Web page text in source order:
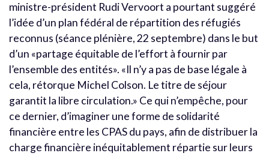
ministre-président Rudi Vervoort a pourtant suggéré
l’idée d’un plan fédéral de répartition des réfugiés
reconnus (séance plénière, 22 septembre) dans le but
d’un «partage équitable de l’effort à fournir par
l’ensemble des entités». «Il n’y a pas de base légale à
cela, rétorque Michel Colson. Le titre de séjour
garantit la libre circulation.» Ce qui n’empêche, pour
ce dernier, d’imaginer une forme de solidarité
financière entre les CPAS du pays, afin de distribuer la
charge financière inéquitablement répartie sur leurs